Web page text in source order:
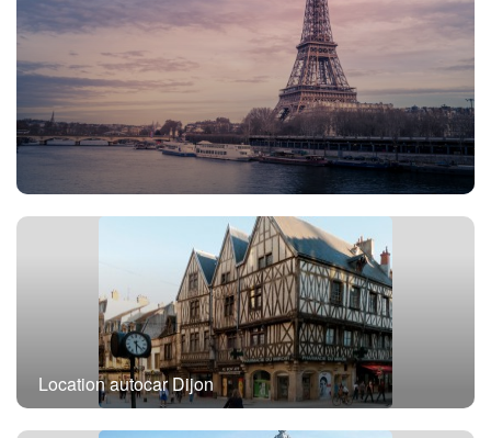
Location autocar Paris
Location autocar Dijon